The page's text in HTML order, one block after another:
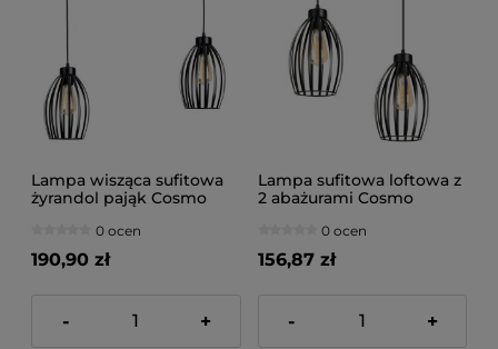
Lampa wisząca sufitowa
żyrandol pająk Cosmo
0 ocen
190,90 zł
- +
Lampa sufitowa loftowa z
2 abażurami Cosmo
0 ocen
156,87 zł
- +